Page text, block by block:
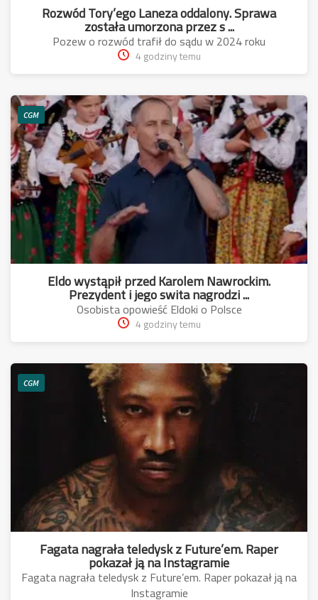
Rozwód Tory’ego Laneza oddalony. Sprawa
została umorzona przez s ...
Pozew o rozwód trafił do sądu w 2024 roku
4 godziny temu
CGM
Eldo wystąpił przed Karolem Nawrockim.
Prezydent i jego swita nagrodzi ...
Osobista opowieść Eldoki o Polsce
4 godziny temu
CGM
Fagata nagrała teledysk z Future’em. Raper
pokazał ją na Instagramie
Fagata nagrała teledysk z Future’em. Raper pokazał ją na
Instagramie